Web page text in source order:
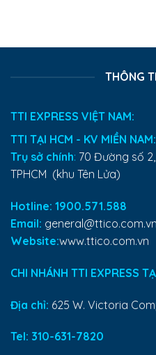
THÔNG
TTI EXPRESS VIỆT NAM:
TTI TẠI HCM - KV MIỀN NAM:
Trụ sở chính: 70 Đường số 2,
TPHCM (khu Tên Lửa)
Hotline: 1900.571.588
Email: general@ttico.com.vn
Website:www.ttico.com.vn
CHI NHÁNH TTI EXPRESS
Địa chỉ: 625 W. Victoria
Tel: 310-631-7820